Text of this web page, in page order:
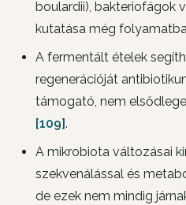
boulardii), bakteriofágok
kutatása még
A fermentált ételek
regenerációját
támogató, nem
[109].
A mikrobiota változásai
szekvenálással és
de ezek nem mindig